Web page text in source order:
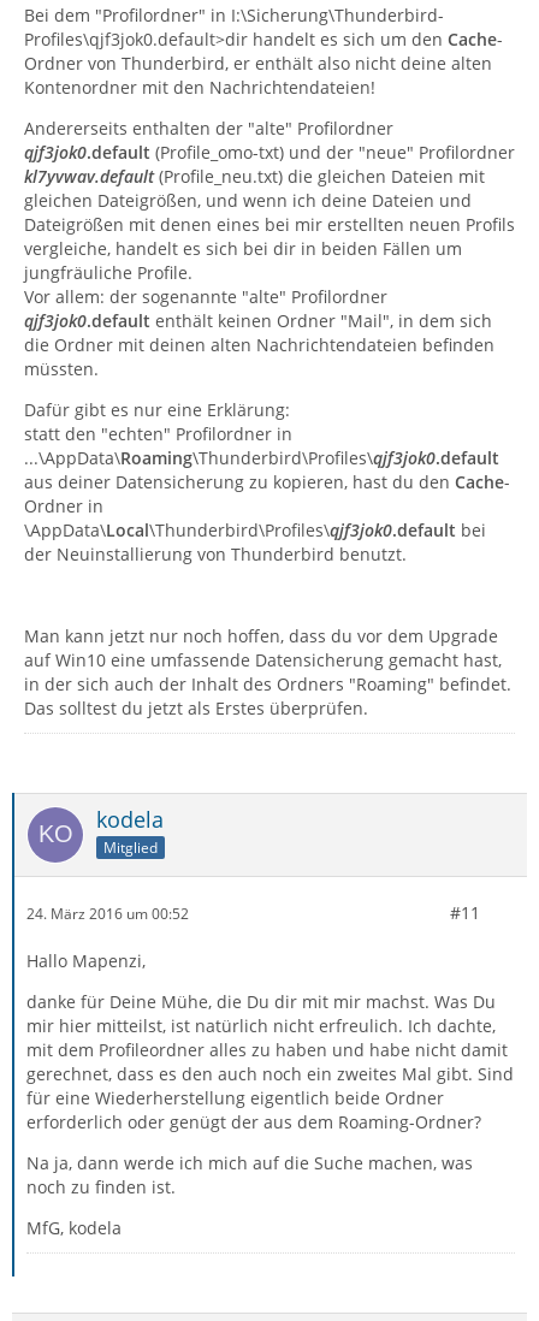
Bei dem "Profilordner" in I:\Sicherung\Thunderbird-
Profiles\qjf3jok0.default>dir handelt es sich um den Cache-
Ordner von Thunderbird, er enthält also nicht deine alten
Kontenordner mit den Nachrichtendateien!
Andererseits enthalten der "alte" Profilordner
qjf3jok0.default (Profile_omo-txt) und der "neue" Profilordner
kl7yvwav.default(Profile_neu.txt) die gleichen Dateien mit
gleichen Dateigrößen, und wenn ich deine Dateien und
Dateigrößen mit denen eines bei mir erstellten neuen Profils
vergleiche, handelt es sich bei dir in beiden Fällen um
jungfräuliche Profile.
Vor allem: der sogenannte "alte" Profilordner
qjf3jok0.default enthält keinen Ordner "Mail", in dem sich
die Ordner mit deinen alten Nachrichtendateien befinden
müssten.
Dafür gibt es nur eine Erklärung:
statt den "echten" Profilordner in
...\AppData\Roaming\Thunderbird\Profiles\qjf3jok0.default
aus deiner Datensicherung zu kopieren, hast du den Cache-
Ordner in
\AppData\Local\Thunderbird\Profiles\qjf3jok0.default bei
der Neuinstallierung von Thunderbird benutzt.
Man kann jetzt nur noch hoffen, dass du vor dem Upgrade
auf Win10 eine umfassende Datensicherung gemacht hast,
in der sich auch der Inhalt des Ordners "Roaming" befindet.
Das solltest du jetzt als Erstes überprüfen.
kodela
Mitglied
24. März 2016 um 00:52 #11
Hallo Mapenzi,
danke für Deine Mühe, die Du dir mit mir machst. Was Du
mir hier mitteilst, ist natürlich nicht erfreulich. Ich dachte,
mit dem Profileordner alles zu haben und habe nicht damit
gerechnet, dass es den auch noch ein zweites Mal gibt. Sind
für eine Wiederherstellung eigentlich beide Ordner
erforderlich oder genügt der aus dem Roaming-Ordner?
Na ja, dann werde ich mich auf die Suche machen, was
noch zu finden ist.
MfG, kodela